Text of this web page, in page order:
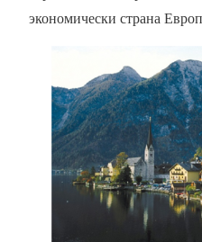
экономически страна